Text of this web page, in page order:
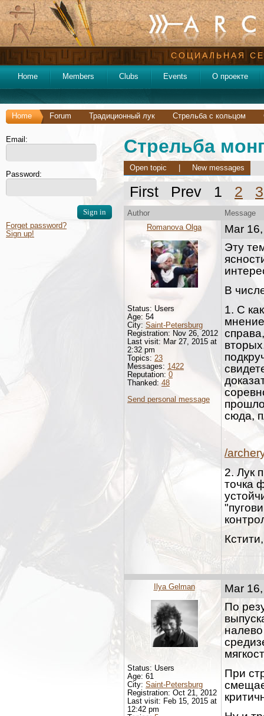
СОЦИАЛЬНАЯ
Home Members Clubs Events О проекте
Home Forum Традиционный лук Стрельба с кольцом
Email:
Password:
Forget password?
Sign up!
Стрельба
Open topic New messages
First Prev 1 2 3
Author Message
Mar
Эту
В
1. С
сюда,
/
2. Лук
точка
Romanova Olga
Status: Users
Age: 54
City: Saint-Petersburg
Registration: Nov 26, 2012
Last visit: Mar 27, 2015 at
2:32 pm
Topics: 23
Messages: 1422
Reputation: 0
Thanked: 48
Send personal message
Mar
По
При
Ilya Gelman
Status: Users
Age: 61
City: Saint-Petersburg
Registration: Oct 21, 2012
Last visit: Feb 15, 2015 at
12:42 pm